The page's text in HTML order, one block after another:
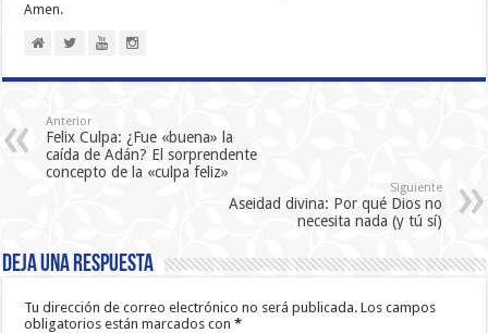
Amen.
Anterior
Felix Culpa: ¿Fue «buena» la
caída de Adán? El sorprendente
concepto de la «culpa feliz»
Siguiente
Aseidad divina: Por qué Dios no
necesita nada (y tú sí)
Deja una respuesta
Tu dirección de correo electrónico no será publicada. Los campos
obligatorios están marcados con*